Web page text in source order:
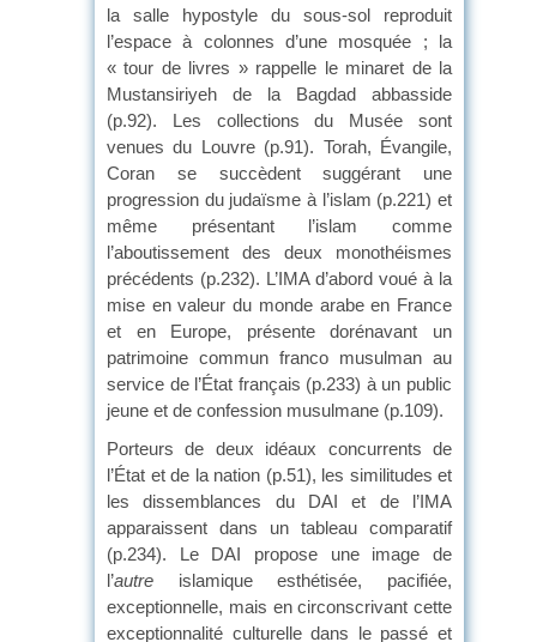
la salle hypostyle du sous-sol reproduit
l’espace à colonnes d’une mosquée ; la
« tour de livres » rappelle le minaret de la
Mustansiriyeh de la Bagdad abbasside
(p.92). Les collections du Musée sont
venues du Louvre (p.91). Torah, Évangile,
Coran se succèdent suggérant une
progression du judaïsme à l’islam (p.221) et
même présentant l’islam comme
l’aboutissement des deux monothéismes
précédents (p.232). L’IMA d’abord voué à la
mise en valeur du monde arabe en France
et en Europe, présente dorénavant un
patrimoine commun franco musulman au
service de l’État français (p.233) à un public
jeune et de confession musulmane (p.109).
Porteurs de deux idéaux concurrents de
l’État et de la nation (p.51), les similitudes et
les dissemblances du DAI et de l’IMA
apparaissent dans un tableau comparatif
(p.234). Le DAI propose une image de
l’autre islamique esthétisée, pacifiée,
exceptionnelle, mais en circonscrivant cette
exceptionnalité culturelle dans le passé et